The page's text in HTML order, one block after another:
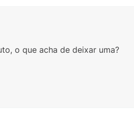
o que acha de deixar uma?